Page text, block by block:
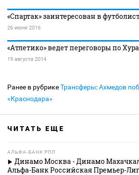
«Спартак» заинтересован в
26 июня 2016
«Атлетико» ведет переговоры по
19 августа 2014
Ранее в рубрикеТрансферы:Ахмедов
«Краснодара»
ЧИТАТЬ ЕЩЕ
АЛЬФА-БАНК РПЛ
Динамо Москва - Динамо
Альфа-Банк Российская Премьер-